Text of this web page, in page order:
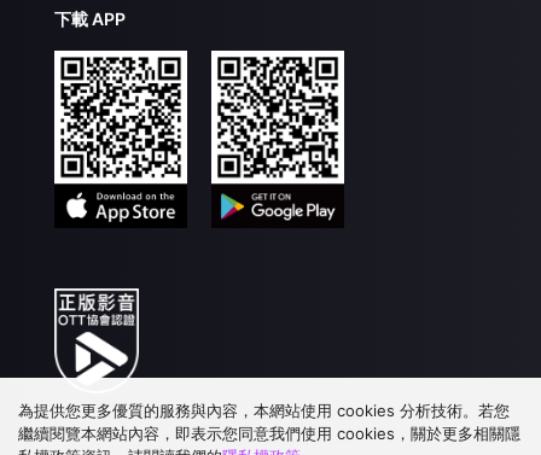
下載 APP
為提供您更多優質的服務與內容，本網站使用 cookies 分析技術。若您
繼續閱覽本網站內容，即表示您同意我們使用 cookies，關於更多相關隱